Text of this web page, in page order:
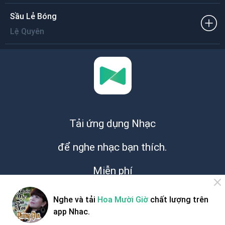
Em nghe quá chua cay
Em thương phận con gái
Như hoa mười giờ nở
Sầu Lẻ Bóng
Lệ Quyên
Tải ứng dụng Nhạc
để nghe nhạc bạn thích.
Miễn phí
Nghe và tải Hoa Mười Giờ chất lượng trên
app Nhac.